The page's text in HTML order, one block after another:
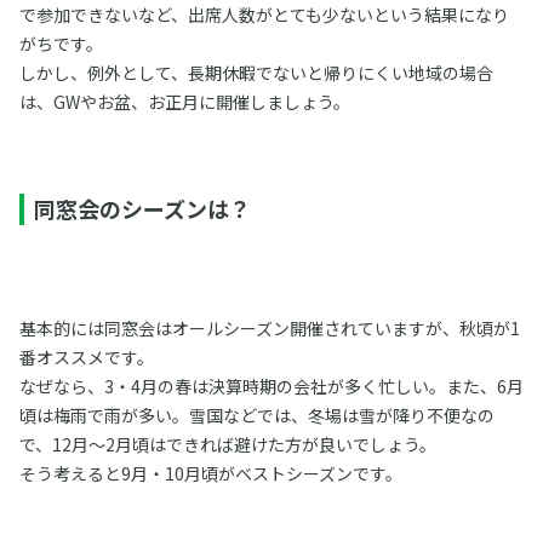
で参加できないなど、出席人数がとても少ないという結果になり
がちです。
しかし、例外として、長期休暇でないと帰りにくい地域の場合
は、GWやお盆、お正月に開催しましょう。
同窓会のシーズンは？
基本的には同窓会はオールシーズン開催されていますが、秋頃が1
番オススメです。
なぜなら、3・4月の春は決算時期の会社が多く忙しい。また、6月
頃は梅雨で雨が多い。雪国などでは、冬場は雪が降り不便なの
で、12月〜2月頃はできれば避けた方が良いでしょう。
そう考えると9月・10月頃がベストシーズンです。